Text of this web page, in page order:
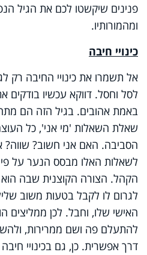
פנינים שיקשטו לכם את הגיל
ומהמורותיו.
כינויי חיבה
אל תשמרו את כינויי החיבה רק
לסל וחסל. דווקא עכשיו בודקים
באמת אהובים. בגיל הזה הם
שאלת השאלות 'מי אני', כל
הסביבה. האם אני חשוב?
לשאלות האלו מבסס הנער על
הקהל. הצורה הקוצנית שבה
לגרום לו לקבל בטעות משוב
האישי שלו, וחבל. לכן ממליצים
להתעלם פה ושם ממרירות,
דרך אפשרית. כן, גם בכינויי